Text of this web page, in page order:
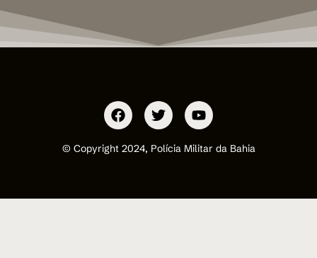
© Copyright 2024, Polícia Militar da Bahia